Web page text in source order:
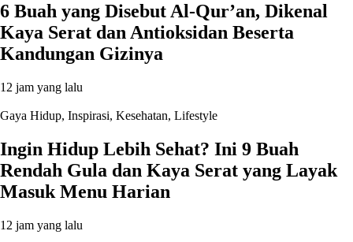
6 Buah yang Disebut Al-Qur’an, Dikenal
Kaya Serat dan Antioksidan Beserta
Kandungan Gizinya
12 jam yang lalu
Gaya Hidup, Inspirasi, Kesehatan, Lifestyle
Ingin Hidup Lebih Sehat? Ini 9 Buah
Rendah Gula dan Kaya Serat yang Layak
Masuk Menu Harian
12 jam yang lalu